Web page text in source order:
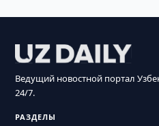
Ведущий новостной портал
24/7.
РАЗДЕЛЫ